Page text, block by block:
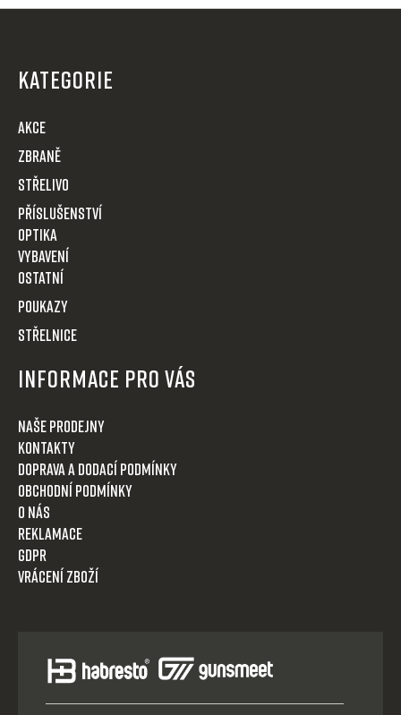
KATEGORIE
AKCE
Zbraně
Střelivo
Příslušenství
Optika
VYBAVENÍ
OSTATNÍ
POUKAZY
STŘELNICE
Informace pro Vás
Naše prodejny
Kontakty
Doprava a dodací podmínky
Obchodní podmínky
O nás
Reklamace
GDPR
Vrácení zboží